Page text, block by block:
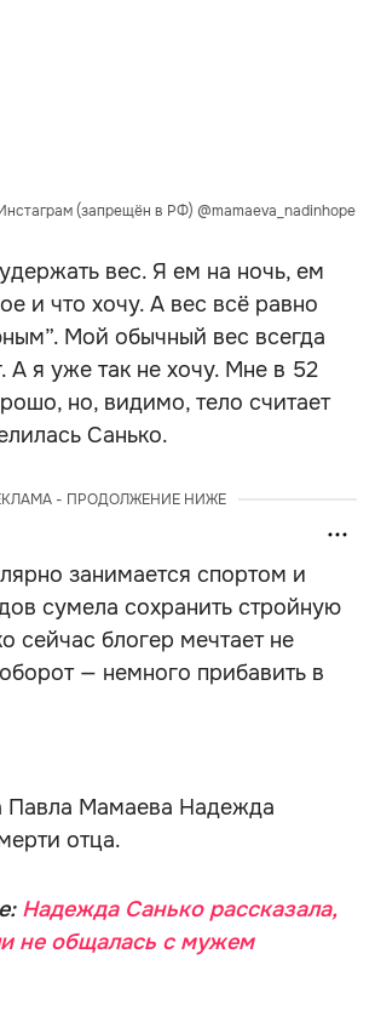
(запрещён в РФ) @mamaeva_nadinhope
вес. Я ем на ночь, ем
и что хочу. А вес всё равно
Мой обычный вес всегда
А я уже так не хочу. Мне в 52
но, видимо, тело считает
Санько.
- ПРОДОЛЖЕНИЕ НИЖЕ
занимается спортом и
сумела сохранить стройную
сейчас блогер мечтает не
— немного прибавить в
Павла Мамаева Надежда
отца.
Надежда Санько рассказала,
не общалась с мужем